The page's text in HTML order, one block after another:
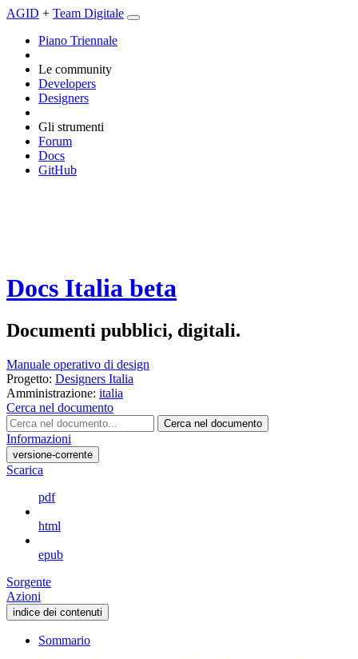
AGID + Team Digitale
Piano Triennale
Le community
Developers
Designers
Gli strumenti
Forum
Docs
GitHub
Docs Italia beta
Documenti pubblici, digitali.
Manuale operativo di design
Progetto: Designers Italia
Amministrazione: italia
Cerca nel documento
Cerca nel documento
Informazioni
versione-corrente
Scarica
pdf
html
epub
Sorgente
Azioni
indice dei contenuti
Sommario